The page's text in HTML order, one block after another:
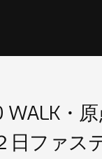
WALK・
日ファス